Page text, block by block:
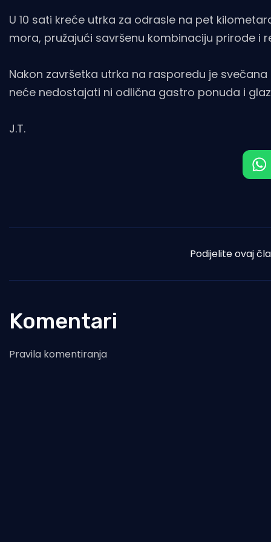
U 10 sati kreće utrka za odrasle na pet
mora, pružajući savršenu kombinaciju prirode i
Nakon završetka utrka na rasporedu je
neće nedostajati ni odlična gastro ponuda i
J.T.
Podijelite ovaj
Komentari
Pravila komentiranja